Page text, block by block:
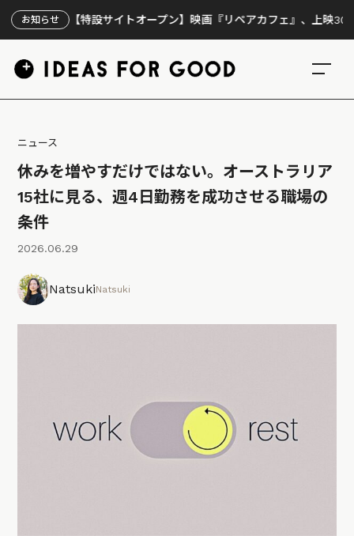
お知らせ
【特設サイトオープン】映画『リペアカフェ』、上映300回の先で
ニュース
休みを増やすだけではない。オーストラリア
15社に見る、週4日勤務を成功させる職場の
条件
2026.06.29
NatsukiNatsuki